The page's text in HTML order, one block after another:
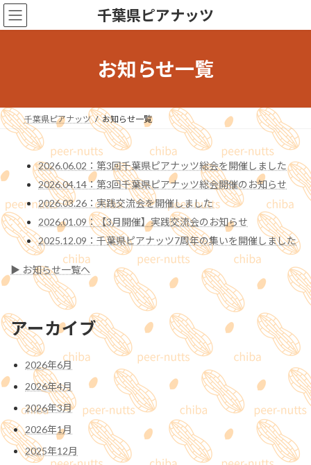
コ
ン
ッ
プ
ナ
ビ
移
動
千葉県ピアナッツ
お知らせ一覧
千葉県ピアナッツ お知らせ一覧
2026.06.02：第3回千葉県ピアナッツ総会を開催しました
2026.04.14：第3回千葉県ピアナッツ総会開催のお知らせ
2026.03.26：実践交流会を開催しました
2026.01.09：【3月開催】実践交流会のお知らせ
2025.12.09：千葉県ピアナッツ7周年の集いを開催しました
▶ お知らせ一覧へ
アーカイブ
2026年6月
2026年4月
2026年3月
2026年1月
2025年12月